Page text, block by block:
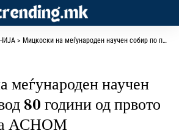
> Мицкоски на меѓународен научен собир по повод 80 години од првото заседание на АСНОМ
меѓународен научен
80 години од првото
АСНОМ